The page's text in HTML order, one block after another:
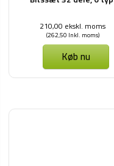
210,00 ekskl. moms
(262,50 Inkl. moms)
Køb nu